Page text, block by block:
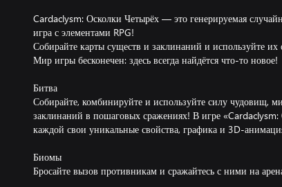
Cardaclysm: Осколки Четырёх — это генерируемая
игра с элементами RPG!
Собирайте карты существ и заклинаний и используйте
Мир игры бесконечен: здесь всегда найдётся что-то новое!
Битва
Собирайте, комбинируйте и используйте силу чудовищ,
заклинаний в пошаговых сражениях! В игре
каждой свои уникальные свойства, графика и 3D-
Биомы
Бросайте вызов противникам и сражайтесь с ними на